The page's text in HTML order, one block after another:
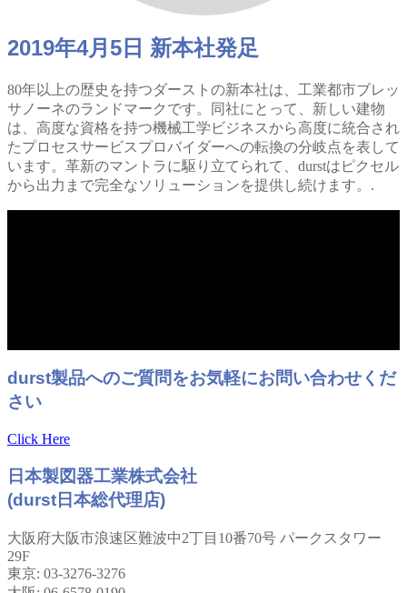
2019年4月5日 新本社発足
80年以上の歴史を持つダーストの新本社は、工業都市ブレッ
サノーネのランドマークです。同社にとって、新しい建物
は、高度な資格を持つ機械工学ビジネスから高度に統合され
たプロセスサービスプロバイダーへの転換の分岐点を表して
います。革新のマントラに駆り立てられて、durstはピクセル
から出力まで完全なソリューションを提供し続けます。.
durst製品へのご質問をお気軽にお問い合わせくだ
さい
Click Here
日本製図器工業株式会社
(durst日本総代理店)
大阪府大阪市浪速区難波中2丁目10番70号 パークスタワー
29F
東京: 03-3276-3276